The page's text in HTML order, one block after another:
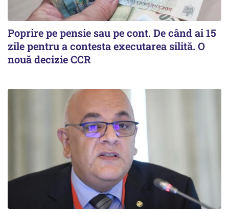
Poprire pe pensie sau pe cont. De când ai 15
zile pentru a contesta executarea silită. O
nouă decizie CCR